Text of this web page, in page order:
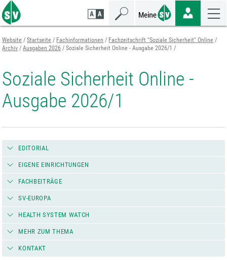
Zum
Seiteninhalt
springen
Zur
Navigation
springen
Zur
Mobilen
Navigation
springen
Website Startseite Fachinformationen
Fachzeitschrift "Soziale Sicherheit" Online
Archiv
Ausgaben 2026 Soziale Sicherheit Online - Ausgabe 2026/1
Soziale Sicherheit Online -
Ausgabe 2026/1
EDITORIAL
EIGENE EINRICHTUNGEN
FACHBEITRÄGE
SV-EUROPA
HEALTH SYSTEM WATCH
MEHR ZUM THEMA
KONTAKT